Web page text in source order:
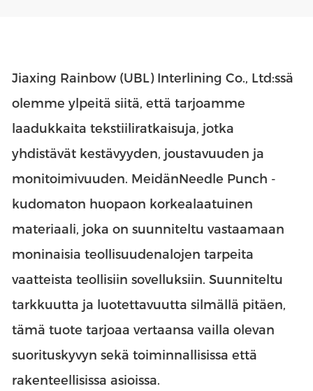
Jiaxing Rainbow (UBL) Interlining Co., Ltd:ssä
olemme ylpeitä siitä, että tarjoamme
laadukkaita tekstiiliratkaisuja, jotka
yhdistävät kestävyyden, joustavuuden ja
monitoimivuuden. MeidänNeedle Punch -
kudomaton huopaon korkealaatuinen
materiaali, joka on suunniteltu vastaamaan
moninaisia teollisuudenalojen tarpeita
vaatteista teollisiin sovelluksiin. Suunniteltu
tarkkuutta ja luotettavuutta silmällä pitäen,
tämä tuote tarjoaa vertaansa vailla olevan
suorituskyvyn sekä toiminnallisissa että
rakenteellisissa asioissa.